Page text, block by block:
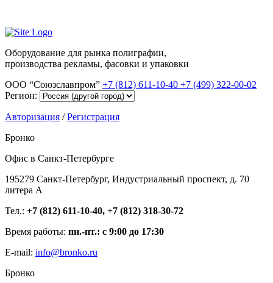
Оборудование для рынка полиграфии,
производства рекламы, фасовки и упаковки
ООО “Союзславпром” +7 (812) 611-10-40 +7 (499) 322-00-02
Регион:
Авторизация /Регистрация
Бронко
Офис в Санкт-Петербурге
195279 Санкт-Петербург, Индустриальный проспект, д. 70
литера А
Тел.: +7 (812) 611-10-40, +7 (812) 318-30-72
Время работы: пн.-пт.: с 9:00 до 17:30
E-mail: info@bronko.ru
Бронко